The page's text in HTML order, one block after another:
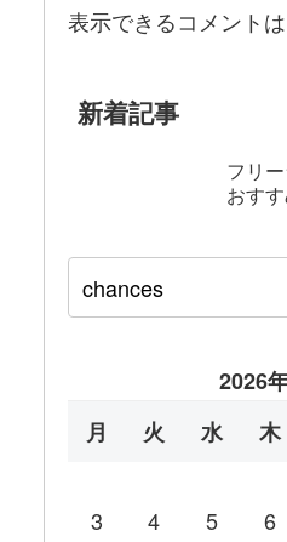
表示できるコメントは
新着記事
フリ
おす
2026
月
火 水 木
3
4 5 6